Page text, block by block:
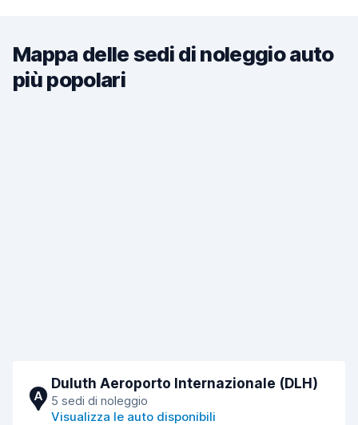
Mappa delle sedi di noleggio auto
più popolari
A
Duluth Aeroporto Internazionale (DLH)
5 sedi di noleggio
Visualizza le auto disponibili